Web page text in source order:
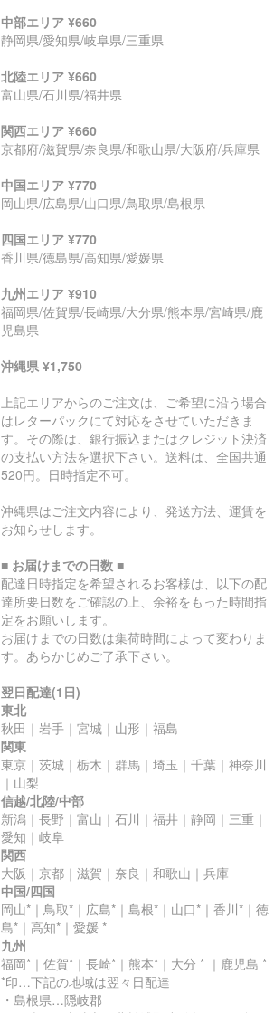
中部エリア ¥660
静岡県/愛知県/岐阜県/三重県
北陸エリア ¥660
富山県/石川県/福井県
関西エリア ¥660
京都府/滋賀県/奈良県/和歌山県/大阪府/兵庫県
中国エリア ¥770
岡山県/広島県/山口県/鳥取県/島根県
四国エリア ¥770
香川県/徳島県/高知県/愛媛県
九州エリア ¥910
福岡県/佐賀県/長崎県/大分県/熊本県/宮崎県/鹿
児島県
沖縄県 ¥1,750
上記エリアからのご注文は、ご希望に沿う場合
はレターパックにて対応をさせていただきま
す。その際は、銀行振込またはクレジット決済
の支払い方法を選択下さい。送料は、全国共通
520円。日時指定不可。
沖縄県はご注文内容により、発送方法、運賃を
お知らせします。
■ お届けまでの日数 ■
配達日時指定を希望されるお客様は、以下の配
達所要日数をご確認の上、余裕をもった時間指
定をお願いします。
お届けまでの日数は集荷時間によって変わりま
す。あらかじめご了承下さい。
翌日配達(1日)
東北
秋田｜岩手｜宮城｜山形｜福島
関東
東京｜茨城｜栃木｜群馬｜埼玉｜千葉｜神奈川
｜山梨
信越/北陸/中部
新潟｜長野｜富山｜石川｜福井｜静岡｜三重｜
愛知｜岐阜
関西
大阪｜京都｜滋賀｜奈良｜和歌山｜兵庫
中国/四国
岡山*｜鳥取*｜広島*｜島根*｜山口*｜香川*｜徳
島*｜高知*｜愛媛 *
九州
福岡*｜佐賀*｜長崎*｜熊本*｜大分 * ｜鹿児島 *
*印…下記の地域は翌々日配達
・島根県…隠岐郡